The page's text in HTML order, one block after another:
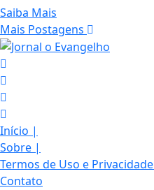
Saiba Mais
Mais Postagens
Início |
Sobre |
Termos de Uso e Privacidade
Contato